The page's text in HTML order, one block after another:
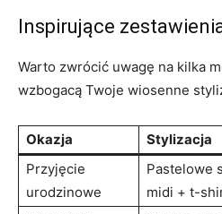
Inspirujące
Warto zwrócić uwagę na kilka
wzbogacą Twoje wiosenne
Okazja
Stylizacja
Przyjęcie
urodzinowe
Pastelowe
midi + t-